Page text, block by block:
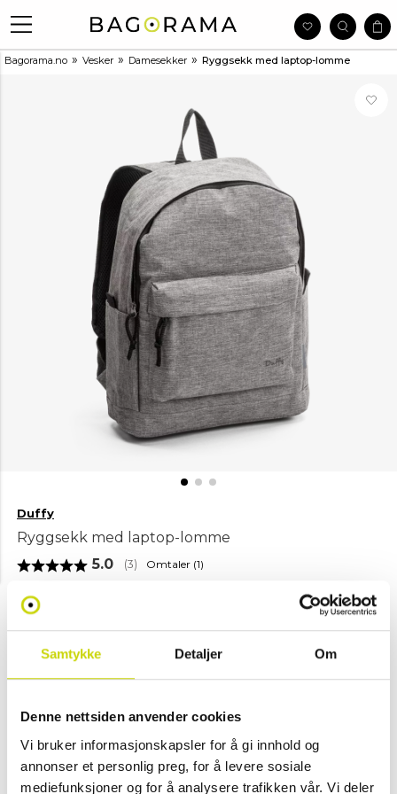
Samtykke Detaljer Om
Denne nettsiden anvender cookies
Vi bruker informasjonskapsler for å gi innhold og
annonser et personlig preg, for å levere sosiale
mediefunksjoner og for å analysere trafikken vår. Vi deler
Bagorama.no » Vesker » Damesekker » Ryggsekk med laptop-lomme
Duffy
Ryggsekk med laptop-lomme
Gjennomsnittskarakter:
5.0 (stemmer:
3) Omtaler (1)
NOK 299
Velg farge
Legg i handlekurv